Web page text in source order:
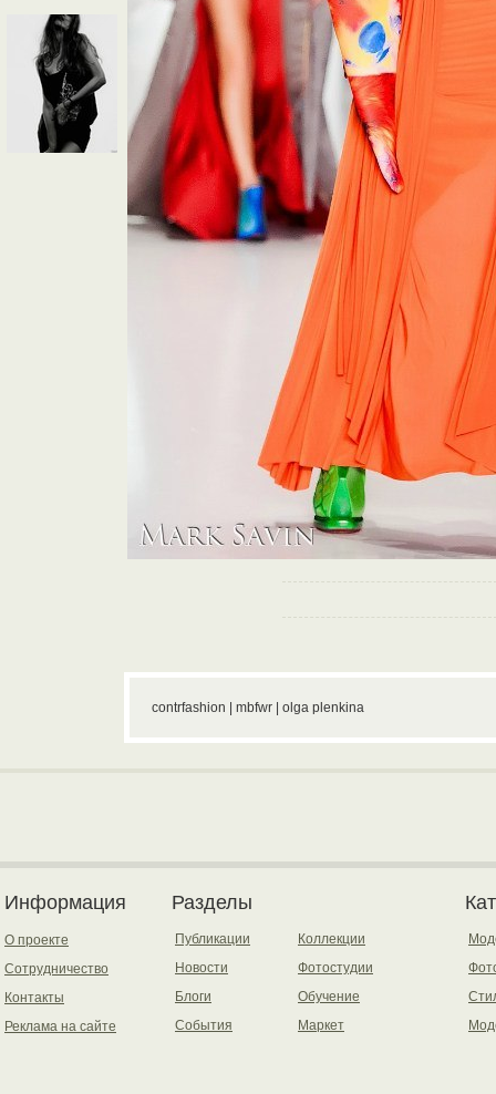
contrfashion | mbfwr | olga plenkina
Информация
О проекте
Сотрудничество
Контакты
Реклама на сайте
Разделы
Публикации
Новости
Блоги
События
Коллекции
Фотостудии
Обучение
Маркет